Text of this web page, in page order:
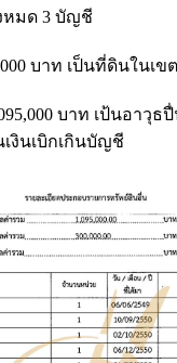
หมด 3 บัญชี
บาท เป็นที่ดินในเข
บาท เป้นอาวุธ
งินเบิกเกินบัญชี